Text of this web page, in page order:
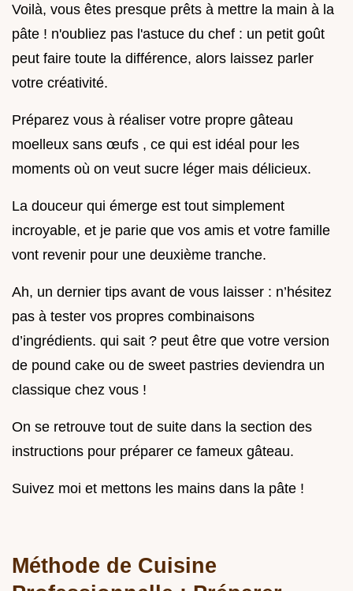
Voilà, vous êtes presque prêts à mettre la main à la
pâte ! n'oubliez pas l'astuce du chef : un petit goût
peut faire toute la différence, alors laissez parler
votre créativité.
Préparez vous à réaliser votre propre gâteau
moelleux sans œufs , ce qui est idéal pour les
moments où on veut sucre léger mais délicieux.
La douceur qui émerge est tout simplement
incroyable, et je parie que vos amis et votre famille
vont revenir pour une deuxième tranche.
Ah, un dernier tips avant de vous laisser : n’hésitez
pas à tester vos propres combinaisons
d’ingrédients. qui sait ? peut être que votre version
de pound cake ou de sweet pastries deviendra un
classique chez vous !
On se retrouve tout de suite dans la section des
instructions pour préparer ce fameux gâteau.
Suivez moi et mettons les mains dans la pâte !
Méthode de Cuisine